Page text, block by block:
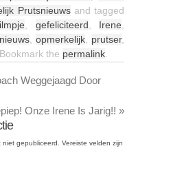
Prutsnieuwsand tagged
gefeliciteerd Irene
nieuws, opmerkelijk, prutser,
. Bookmark the permalink
Weggejaagd Door
Onze Irene Is Jarig!! »
gepubliceerd.
Vereiste velden zijn